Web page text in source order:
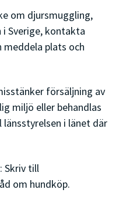
om djursmuggling,
Sverige, kontakta
meddela plats och
försäljning av
miljö eller behandlas
i länet där
Skriv till
om hundköp.